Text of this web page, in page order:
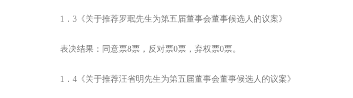
1．3《关于推荐罗珉先生为第五届董事会董事候选人的议案》
表决结果：同意票8票，反对票0票，弃权票0票。
1．4《关于推荐汪省明先生为第五届董事会董事候选人的议案》